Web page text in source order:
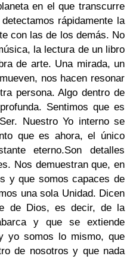
en el que transcurre
rápidamente la
con las de los demás. No
la lectura de un libro
de arte. Una mirada, un
nos hacen resonar
persona. Algo dentro de
Sentimos que es
Nuestro Yo interno se
que es ahora, el único
eterno.Son detalles
Nos demuestran que, en
y que somos capaces de
una sola Unidad. Dicen
de Dios, es decir, de la
y que se extiende
yo somos lo mismo, que
de nosotros y que nada